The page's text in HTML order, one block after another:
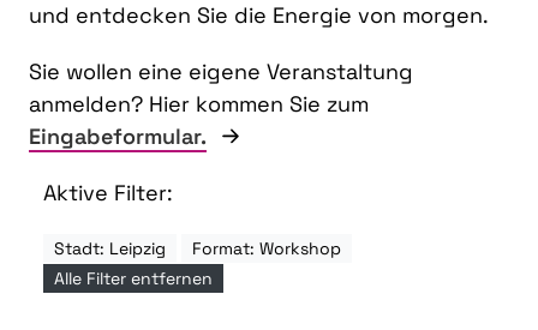
und entdecken Sie die Energie von morgen.
Sie wollen eine eigene Veranstaltung
anmelden? Hier kommen Sie zum
Eingabeformular.
Aktive Filter:
Stadt: Leipzig
Format: Workshop
Alle Filter entfernen